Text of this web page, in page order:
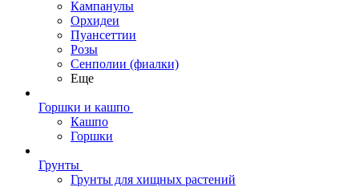
Кампанулы
Орхидеи
Пуансеттии
Розы
Сенполии (фиалки)
Еще
Горшки и кашпо
Кашпо
Горшки
Грунты
Грунты для хищных растений